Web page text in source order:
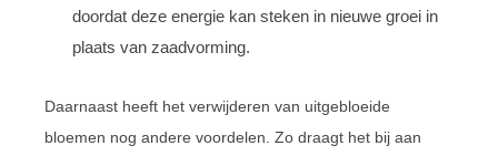
doordat deze energie kan steken in nieuwe groei in
plaats van zaadvorming.
Daarnaast heeft het verwijderen van uitgebloeide
bloemen nog andere voordelen. Zo draagt het bij aan